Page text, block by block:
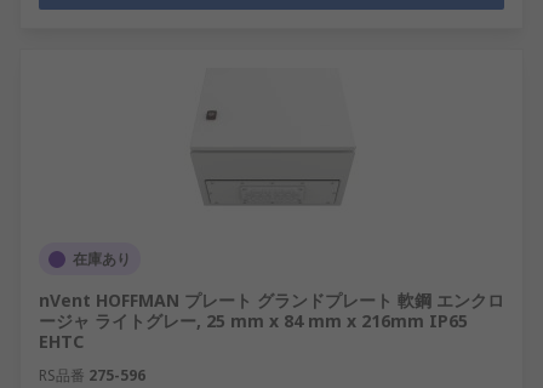
在庫あり
nVent HOFFMAN プレート グランドプレート 軟鋼 エンクロ
ージャ ライトグレー, 25 mm x 84 mm x 216mm IP65
EHTC
RS品番 275-596